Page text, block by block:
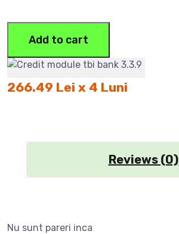
Add to cart
266.49 Lei x 4 Luni
Reviews (0)
Nu sunt pareri inca